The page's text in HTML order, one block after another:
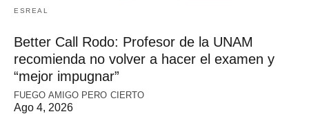
ESREAL
Better Call Rodo: Profesor de la UNAM
recomienda no volver a hacer el examen y
“mejor impugnar”
FUEGO AMIGO PERO CIERTO
Ago 4, 2026